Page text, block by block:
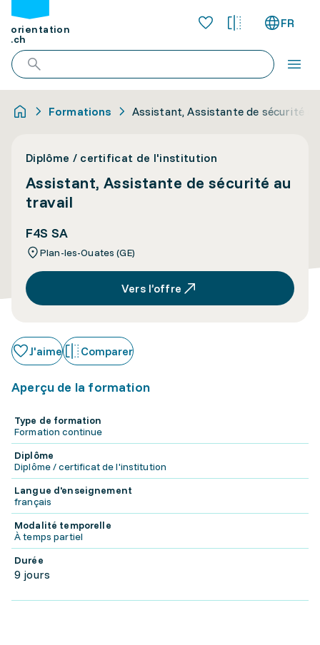
orientation
.ch
FR
Formations Assistant, Assistante de sécurité
Diplôme / certificat de l'institution
Assistant, Assistante de sécurité au
travail
F4S SA
Plan-les-Ouates (GE)
Vers l’offre
J'aime Comparer
Aperçu de la formation
Type de formation
Formation continue
Diplôme
Diplôme / certificat de l'institution
Langue d'enseignement
français
Modalité temporelle
À temps partiel
Durée
9 jours